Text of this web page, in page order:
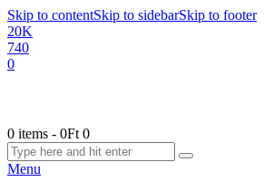
Skip to contentSkip to sidebarSkip to footer
20K
740
0
0 items - 0Ft 0
Menu